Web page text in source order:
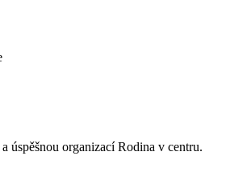
úspěšnou organizací Rodina v centru.